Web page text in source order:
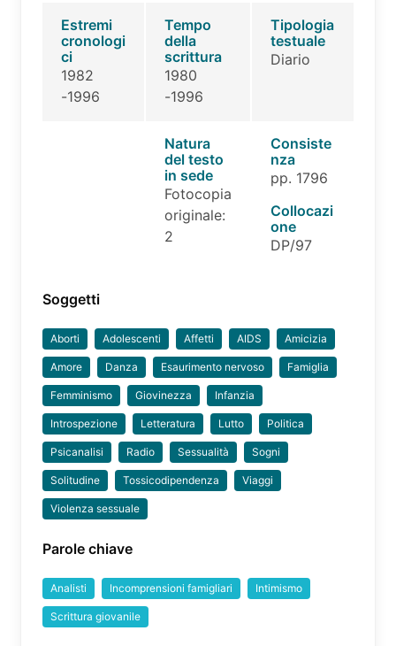
Estremi
cronologi
ci
1982
-1996
Tempo
della
scrittura
1980
-1996
Tipologia
testuale
Diario
Natura
del testo
in sede
Fotocopia
originale:
2
Consiste
nza
pp. 1796
Collocazi
one
DP/97
Soggetti
Aborti Adolescenti Affetti AIDS Amicizia
Amore Danza Esaurimento nervoso Famiglia
Femminismo Giovinezza Infanzia
Introspezione Letteratura Lutto Politica
Psicanalisi Radio Sessualità Sogni
Solitudine Tossicodipendenza Viaggi
Violenza sessuale
Parole chiave
Analisti Incomprensioni famigliari Intimismo
Scrittura giovanile